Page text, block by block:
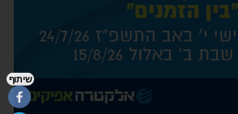
שיתוף